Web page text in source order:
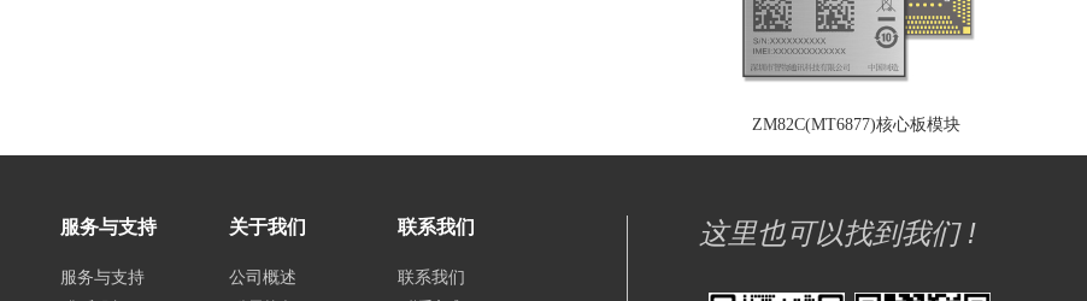
ZM82C(MT6877)核心板模块
服务与支持
服务与支持
关于我们
公司概述
联系我们
联系我们
这里也可以找到我们 !